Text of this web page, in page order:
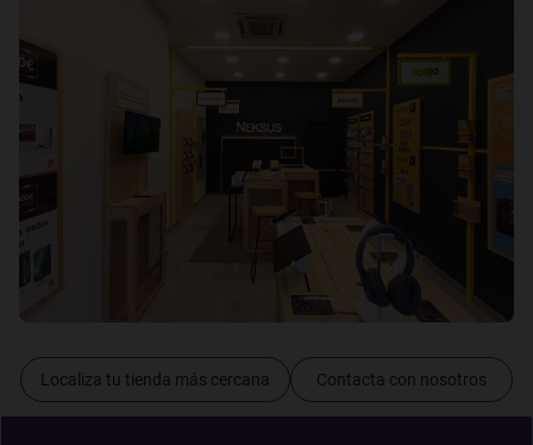
Localiza tu tienda más cercana Contacta con nosotros